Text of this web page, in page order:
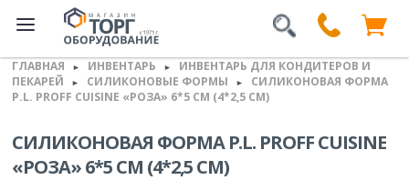
ГЛАВНАЯ ► ИНВЕНТАРЬ ►
ИНВЕНТАРЬ ДЛЯ КОНДИТЕРОВ И
ПЕКАРЕЙ
► СИЛИКОНОВЫЕ ФОРМЫ ►
СИЛИКОНОВАЯ ФОРМА
P.L. PROFF CUISINE «РОЗА» 6*5 СМ (4*2,5 СМ)
СИЛИКОНОВАЯ ФОРМА P.L. PROFF CUISINE
«РОЗА» 6*5 СМ (4*2,5 СМ)